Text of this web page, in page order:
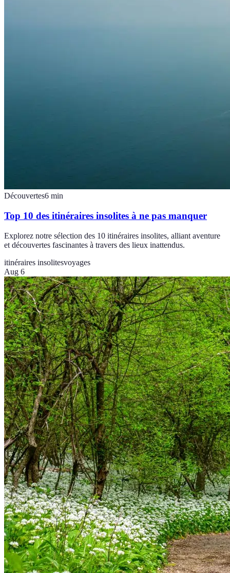
Découvertes6 min
Top 10 des itinéraires insolites à ne pas manquer
Explorez notre sélection des 10 itinéraires insolites, alliant aventure
et découvertes fascinantes à travers des lieux inattendus.
itinéraires insolitesvoyages
Aug 6